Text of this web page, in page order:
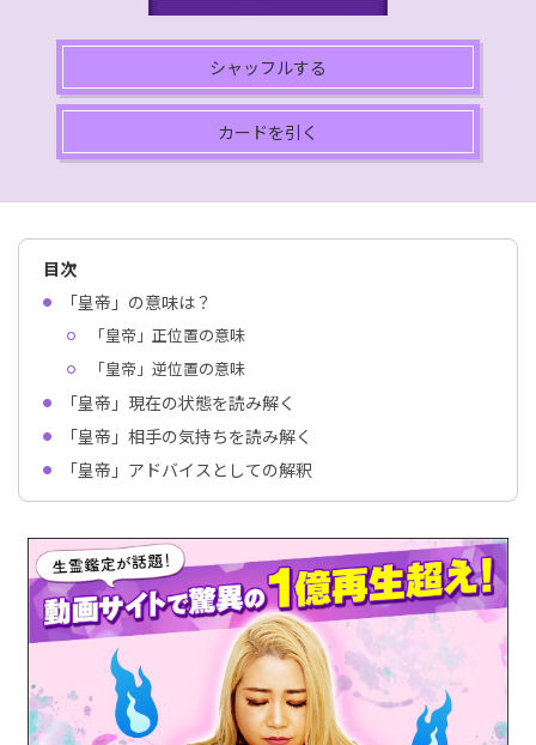
シャッフルする
カードを引く
目次
「皇帝」の意味は？
「皇帝」正位置の意味
「皇帝」逆位置の意味
「皇帝」現在の状態を読み解く
「皇帝」相手の気持ちを読み解く
「皇帝」アドバイスとしての解釈